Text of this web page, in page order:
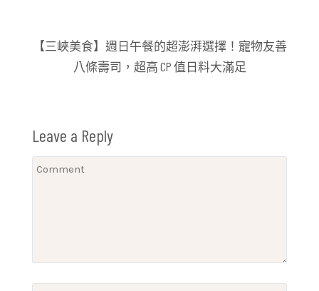
【三峽美食】週日午餐的超澎湃選擇！寵物友善
八條壽司，超高 CP 值日料大滿足
Leave a Reply